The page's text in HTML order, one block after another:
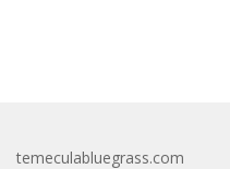
temeculabluegrass.com